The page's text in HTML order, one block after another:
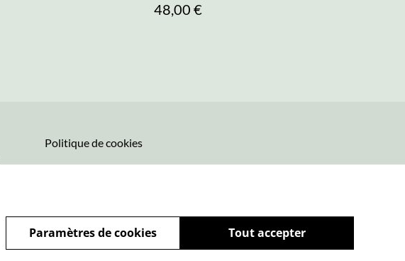
48,00 €
Politique de cookies
Tout accepter
Paramètres de cookies